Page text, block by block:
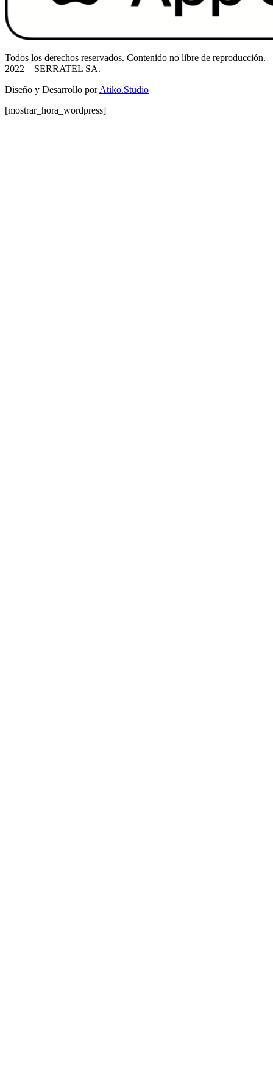
Todos los derechos reservados. Contenido no libre de reproducción.
2022 – SERRATEL SA.
Diseño y Desarrollo porAtiko.Studio
[mostrar_hora_wordpress]